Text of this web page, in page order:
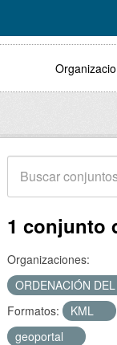
1 conjunto
Organizaciones:
ORDENACIÓN
Formatos:
KML
geoportal